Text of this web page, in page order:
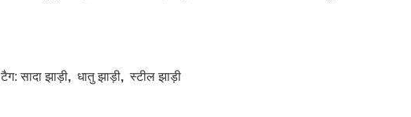
टैग:सादा झाड़ी, धातु झाड़ी,स्टील झाड़ी